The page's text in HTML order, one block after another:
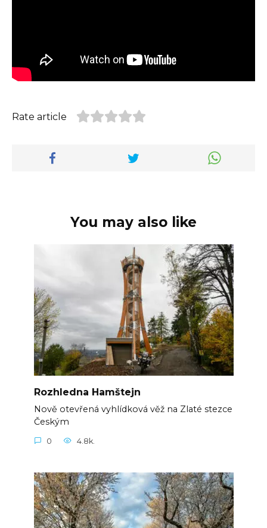
Rate article
You may also like
Rozhledna Hamštejn
Nově otevřená vyhlídková věž na Zlaté stezce
Českým
0 4.8k.